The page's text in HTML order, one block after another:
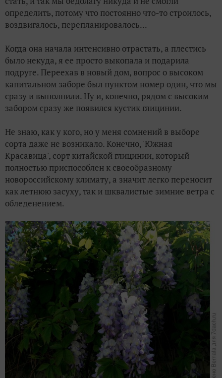
определить, потому что постоянно что-то строилось,
воздвигалось, перепланировалось...
Когда она начала интенсивно отрастать, а плестись
было некуда, я ее просто выкопала и подарила
подруге. Переехав в новый дом, вопрос о высоком
капитальном заборе был пунктом номер один, что мы
сразу и выполнили. Ну и, конечно, рядом с высоким
забором сразу же появился кустик глицинии.
Не знаю, как у кого, но у меня сомнений в выборе
сорта даже не возникало. Конечно, 'Южная
Красавица', сорт китайской глицинии, который
полностью приспособлен к своеобразному
новороссийскому климату, а значит легко переносит
как летнюю засуху, так и шквалистые зимние ветра с
обледенением.